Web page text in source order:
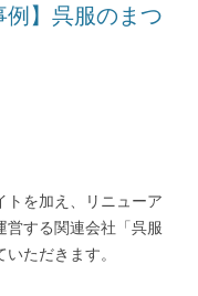
例】呉服のまつ
トを加え、リニューア
営する関連会社「呉服
ただきます。